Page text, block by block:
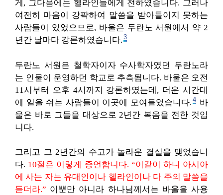
게, 그다음에는 헬라인들에게 전하였습니다. 그러나
여전히 마음이 강퍅하여 말씀을 받아들이지 못하는
사람들이 있었으므로, 바울은 두란노 서원에서 약 2
년간 날마다 강론하였습니다. 3
두란노 서원은 철학자이자 수사학자였던 두란노라
는 인물이 운영하던 학교로 추측됩니다. 바울은 오전
11시부터 오후 4시까지 강론하였는데, 더운 시간대
에 일을 쉬는 사람들이 이곳에 모여들었습니다. 4 바
울은 바로 그들을 대상으로 2년간 복음을 전한 것입
니다.
그리고 그 2년간의 수고가 놀라운 결실을 맺었습니
다. 10절은 이렇게 증언합니다. “이같이 하니 아시아
에 사는 자는 유대인이나 헬라인이나 다 주의 말씀을
듣더라.” 이뿐만 아니라 하나님께서는 바울을 사용